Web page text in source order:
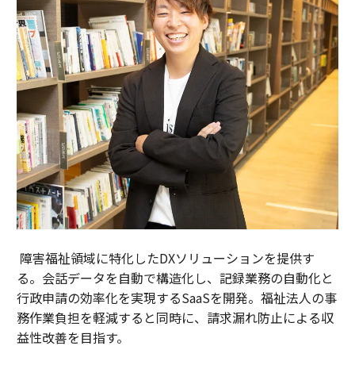
障害福祉領域に特化したDXソリューションを提供す
る。会話データを自動で構造化し、記録業務の自動化と
行政申請の効率化を実現するSaaSを開発。福祉法人の事
務作業負担を軽減すると同時に、請求漏れ防止による収
益性改善を目指す。